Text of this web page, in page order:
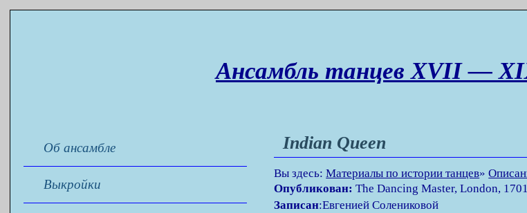
Ансамбль танцев XVII —
Об ансамбле
Выкройки
Indian Queen
Вы здесь:Материалы по истории танцев»
Опубликован: The Dancing Master, London,
Записан:Евгенией Солениковой